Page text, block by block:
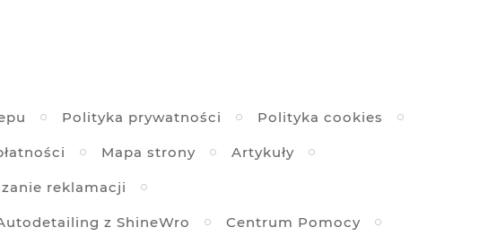
Polityka prywatności Polityka cookies
Mapa strony Artykuły
reklamacji
z ShineWro Centrum Pomocy